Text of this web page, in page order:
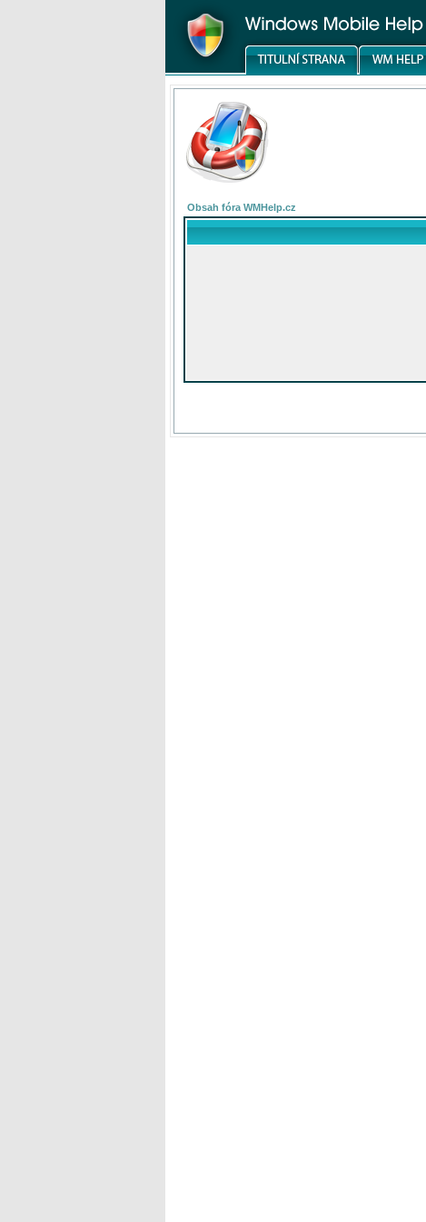
Obsah fóra WMHelp.cz